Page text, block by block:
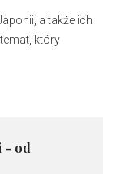
a także ich
który
- od